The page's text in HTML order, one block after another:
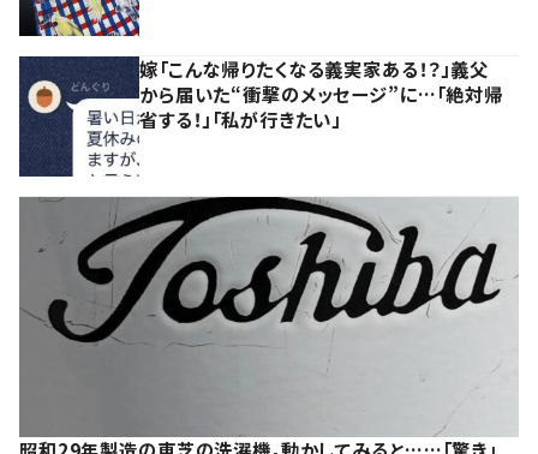
嫁「こんな帰りたくなる義実家ある！？」義父
から届いた“衝撃のメッセージ”に…「絶対帰
省する！」「私が行きたい」